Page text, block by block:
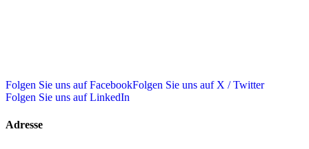
Folgen Sie uns auf FacebookFolgen Sie uns auf X / Twitter
Folgen Sie uns auf LinkedIn
Adresse